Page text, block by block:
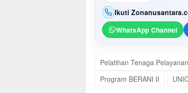
Ikuti
WhatsApp Channel
Pelatihan Tenaga
Program BERANI II